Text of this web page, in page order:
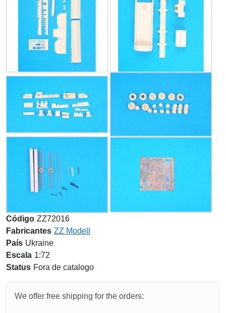
Código ZZ72016
Fabricantes ZZ Modell
País Ukraine
Escala 1:72
Status Fora de catalogo
We offer free shipping for the orders: